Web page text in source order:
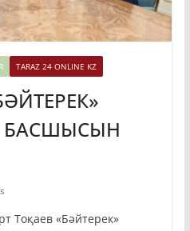
TARAZ 24 ONLINE KZ
БАСШЫСЫН
Тоқаев «Бәйтерек»